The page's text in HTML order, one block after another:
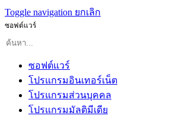
Toggle navigation ยกเลิก
ซอฟต์แวร์
ซอฟต์แวร์
โปรแกรมอินเทอร์เน็ต
โปรแกรมส่วนบุคคล
โปรแกรมมัลติมีเดีย